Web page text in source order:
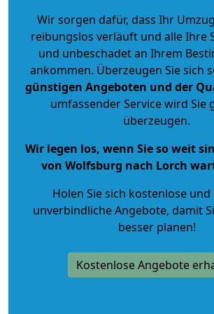
Wir sorgen dafür, dass Ihr
reibungslos verläuft und alle Ihre
und unbeschadet an Ihrem
ankommen. Überzeugen Sie sich
günstigen Angeboten und der
umfassender Service wird Sie
überzeugen.
Wir legen los, wenn Sie so weit
von Wolfsburg nach Lorch
Holen Sie sich kostenlose
unverbindliche Angebote, damit
besser planen!
Kostenlose Angebote